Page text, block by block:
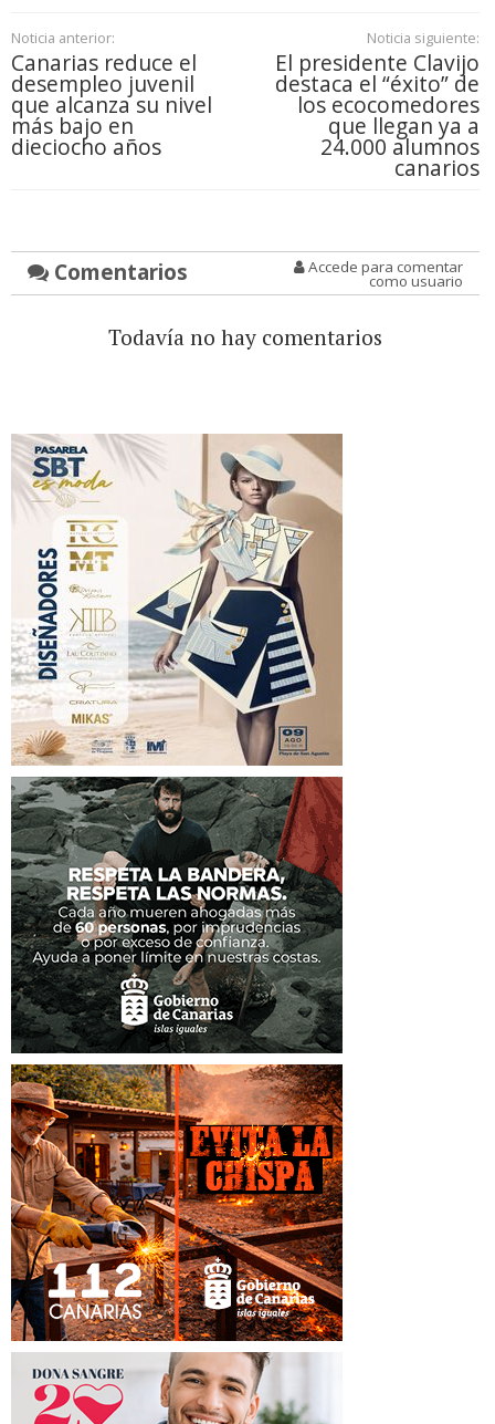
Noticia anterior:
Canarias reduce el
desempleo juvenil
que alcanza su nivel
más bajo en
dieciocho años
Noticia siguiente:
El presidente Clavijo
destaca el “éxito” de
los ecocomedores
que llegan ya a
24.000 alumnos
canarios
Comentarios Accede para comentar
como usuario
Todavía no hay comentarios